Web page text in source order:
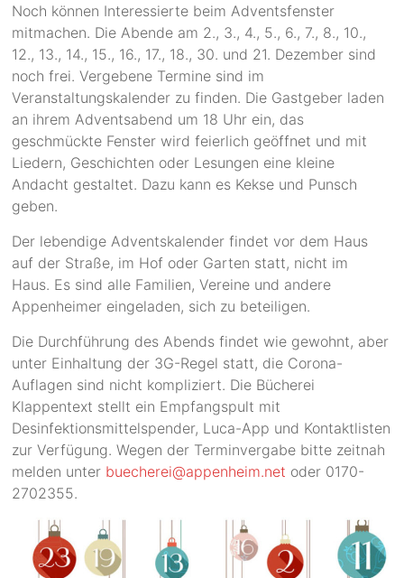
Noch können Interessierte beim Adventsfenster
mitmachen. Die Abende am 2., 3., 4., 5., 6., 7., 8., 10.,
12., 13., 14., 15., 16., 17., 18., 30. und 21. Dezember sind
noch frei. Vergebene Termine sind im
Veranstaltungskalender zu finden. Die Gastgeber laden
an ihrem Adventsabend um 18 Uhr ein, das
geschmückte Fenster wird feierlich geöffnet und mit
Liedern, Geschichten oder Lesungen eine kleine
Andacht gestaltet. Dazu kann es Kekse und Punsch
geben.
Der lebendige Adventskalender findet vor dem Haus
auf der Straße, im Hof oder Garten statt, nicht im
Haus. Es sind alle Familien, Vereine und andere
Appenheimer eingeladen, sich zu beteiligen.
Die Durchführung des Abends findet wie gewohnt, aber
unter Einhaltung der 3G-Regel statt, die Corona-
Auflagen sind nicht kompliziert. Die Bücherei
Klappentext stellt ein Empfangspult mit
Desinfektionsmittelspender, Luca-App und Kontaktlisten
zur Verfügung. Wegen der Terminvergabe bitte zeitnah
melden unter buecherei@appenheim.net oder 0170-
2702355.